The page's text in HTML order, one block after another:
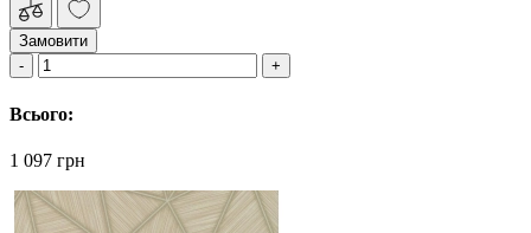
Замовити
Всього:
1 097 грн